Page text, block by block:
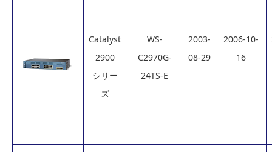
Catalyst
2900
シリー
ズ
WS-
C2970G-
24TS-E
2003-
08-29
2006-10-
16